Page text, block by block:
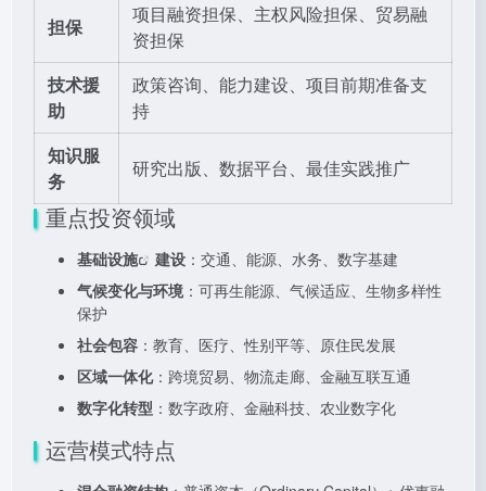
担保
项目融资担保、主权风险担保、贸易融
资担保
技术援
助
政策咨询、能力建设、项目前期准备支
持
知识服
务
研究出版、数据平台、最佳实践推广
重点投资领域
基础设施 建设 ：交通、能源、水务、数字基建
气候变化与环境 ：可再生能源、气候适应、生物多样性
保护
社会包容 ：教育、医疗、性别平等、原住民发展
区域一体化：跨境贸易、物流走廊、金融互联互通
数字化转型 ：数字政府、金融科技、农业数字化
运营模式特点